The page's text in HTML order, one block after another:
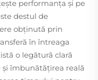
performanța și pe
destul de
obținută prin
în întreaga
o legătură clară
îmbunătățirea reală